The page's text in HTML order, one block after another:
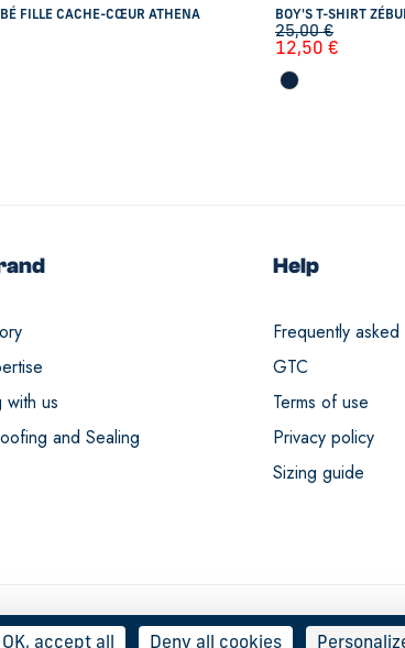
FILLE CACHE-CŒUR ATHENA BOY'S T-SHIRT
25,00€
12,50 €
with us
and Sealing
Help
Frequently
GTC
Terms of use
Privacy policy
Sizing guide
OK, accept all Deny all cookies